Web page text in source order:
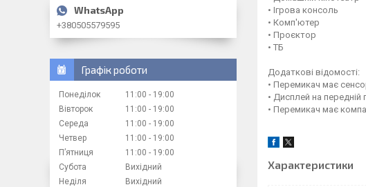
• Ігрова консоль
• Комп'ютер
• Проєктор
• ТБ
Додаткові відомості:
• Перемикач має
• Дисплей на
• Перемикач має
Характеристики
+380505579595
Графік роботи
Понеділок 11:00
19:00
Вівторок
11:00
19:00
Середа
11:00
19:00
Четвер
11:00
19:00
Пʼятниця
11:00
19:00
Субота
Вихідний
Неділя
Вихідний